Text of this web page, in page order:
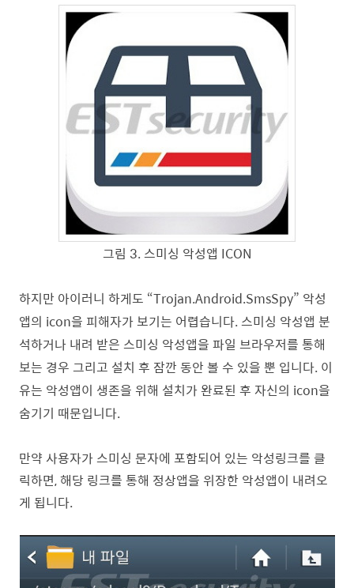
그림 3.스미싱 악성앱 ICON
하지만 아이러니 하게도 “Trojan.Android.SmsSpy” 악성
앱의 icon을 피해자가 보기는 어렵습니다.스미싱 악성앱 분
석하거나 내려 받은 스미싱 악성앱을 파일 브라우저를 통해
보는 경우 그리고 설치 후 잠깐 동안 볼 수 있을 뿐 입니다. 이
유는 악성앱이 생존을 위해 설치가 완료된 후 자신의 icon을
숨기기 때문입니다.
만약 사용자가 스미싱 문자에 포함되어 있는 악성링크를 클
릭하면, 해당 링크를 통해 정상앱을 위장한 악성앱이 내려오
게 됩니다.